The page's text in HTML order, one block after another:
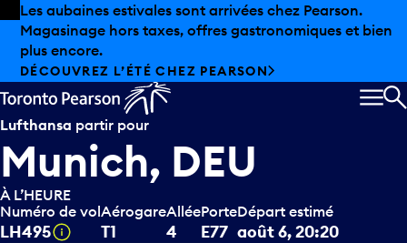
Skip to offers
Passer au contenu principal
Les aubaines estivales sont arrivées chez Pearson.
Magasinage hors taxes, offres gastronomiques et bien
plus encore.
DÉCOUVREZ L’ÉTÉ CHEZ PEARSON
Lufthansa partir pour
Munich, DEU
À L’HEURE
Numéro de vol
LH495 Infobulle
Aérogare
T1
Allée
4
Porte
E77
Départ estimé
août 6, 20:20